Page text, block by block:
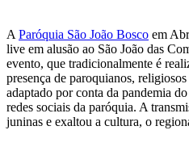
A Paróquia São João Bosco em
live em alusão ao São João das
evento, que tradicionalmente é
presença de paroquianos,
adaptado por conta da pandemia
redes sociais da paróquia. A
juninas e exaltou a cultura, o